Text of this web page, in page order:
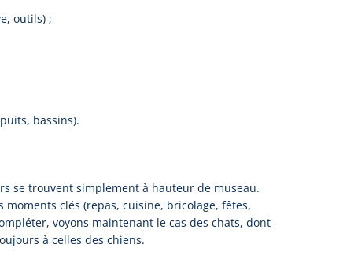
outils) ;
bassins).
se trouvent simplement à hauteur de museau.
clés (repas, cuisine, bricolage, fêtes,
voyons maintenant le cas des chats, dont
à celles des chiens.